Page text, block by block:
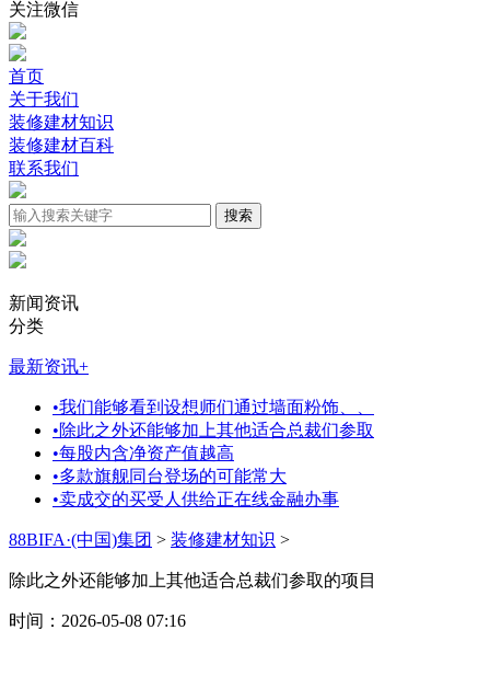
关注微信
首页
关于我们
装修建材知识
装修建材百科
联系我们
新闻资讯
分类
最新资讯+
•我们能够看到设想师们通过墙面粉饰、、
•除此之外还能够加上其他适合总裁们参取
•每股内含净资产值越高
•多款旗舰同台登场的可能常大
•卖成交的买受人供给正在线金融办事
88BIFA·(中国)集团 > 装修建材知识 >
除此之外还能够加上其他适合总裁们参取的项目
时间：2026-05-08 07:16